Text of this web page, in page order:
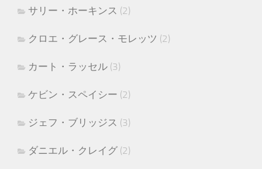
サリー・ホーキンス (2)
クロエ・グレース・モレッツ (2)
カート・ラッセル (3)
ケビン・スペイシー (2)
ジェフ・ブリッジス (3)
ダニエル・クレイグ (2)